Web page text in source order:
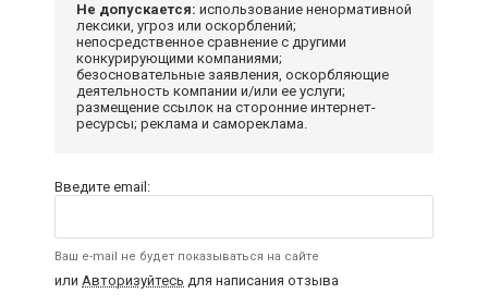
Не допускается: использование ненормативной
лексики, угроз или оскорблений;
непосредственное сравнение с другими
конкурирующими компаниями;
безосновательные заявления, оскорбляющие
деятельность компании и/или ее услуги;
размещение ссылок на сторонние интернет-
ресурсы; реклама и самореклама.
Введите email:
Ваш e-mail не будет показываться на сайте
или Авторизуйтесь для написания отзыва